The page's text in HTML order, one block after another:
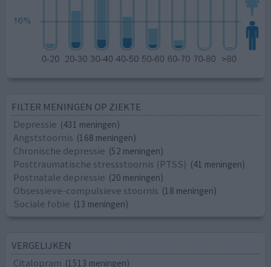
FILTER MENINGEN OP ZIEKTE
Depressie (431 meningen)
Angststoornis (168 meningen)
Chronische depressie (52 meningen)
Posttraumatische stressstoornis (PTSS) (41 meningen)
Postnatale depressie (20 meningen)
Obsessieve-compulsieve stoornis (18 meningen)
Sociale fobie (13 meningen)
VERGELIJKEN
Citalopram (1513 meningen)